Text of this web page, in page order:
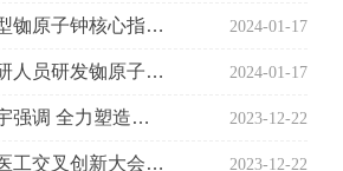
【新华社】我国新型铷原子钟核心指标取得新突破 2024-01-17
【中新社】中国科研人员研发铷原子钟 稳定度刷新国际纪录 2024-01-17
【湖北日报】邵新宇强调 全力塑造医工交叉创新创业生态 打造一流发展环境 2023-12-22
【光明网】湖北省医工交叉创新大会暨首届医疗器械科技成果展示交易会举行 2023-12-22